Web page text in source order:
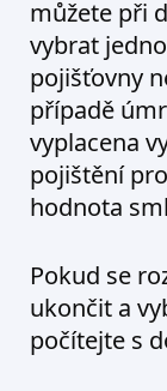
můžete při
vybrat
pojišťovny
případě
vyplacena
pojištění
hodnota
Pokud se
ukončit a
počítejte s